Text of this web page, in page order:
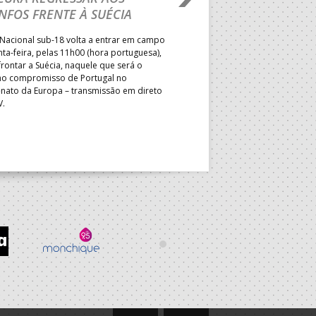
FRENTE À SUÉCIA
sub-18 volta a entrar em campo
feira, pelas 11h00 (hora portuguesa),
a Suécia, naquele que será o
compromisso de Portugal no
da Europa – transmissão em direto
ADVERSÁRIO DA
ELIMINAR DA
Depois do primeiro lugar na
President’s Cup, Portugal
Brasil, esta quinta-feira, no
Jogos de Apuramento entre o
Campeonato do Mundo sub-